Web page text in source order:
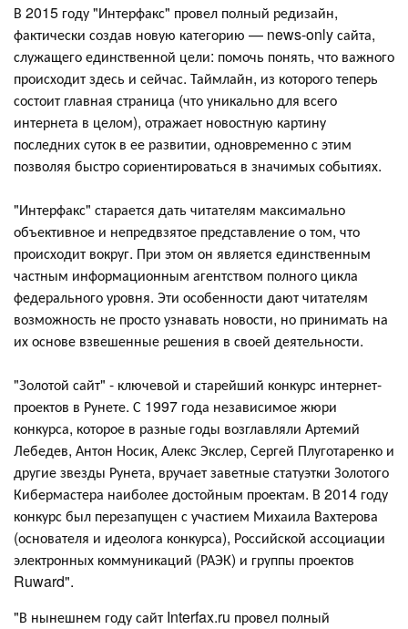
В 2015 году "Интерфакс" провел полный редизайн,
фактически создав новую категорию — news-only сайта,
служащего единственной цели: помочь понять, что важного
происходит здесь и сейчас. Таймлайн, из которого теперь
состоит главная страница (что уникально для всего
интернета в целом), отражает новостную картину
последних суток в ее развитии, одновременно с этим
позволяя быстро сориентироваться в значимых событиях.
"Интерфакс" старается дать читателям максимально
объективное и непредвзятое представление о том, что
происходит вокруг. При этом он является единственным
частным информационным агентством полного цикла
федерального уровня. Эти особенности дают читателям
возможность не просто узнавать новости, но принимать на
их основе взвешенные решения в своей деятельности.
"Золотой сайт" - ключевой и старейший конкурс интернет-
проектов в Рунете. С 1997 года независимое жюри
конкурса, которое в разные годы возглавляли Артемий
Лебедев, Антон Носик, Алекс Экслер, Сергей Плуготаренко и
другие звезды Рунета, вручает заветные статуэтки Золотого
Кибермастера наиболее достойным проектам. В 2014 году
конкурс был перезапущен с участием Михаила Вахтерова
(основателя и идеолога конкурса), Российской ассоциации
электронных коммуникаций (РАЭК) и группы проектов
Ruward".
"В нынешнем году сайт Interfax.ru провел полный